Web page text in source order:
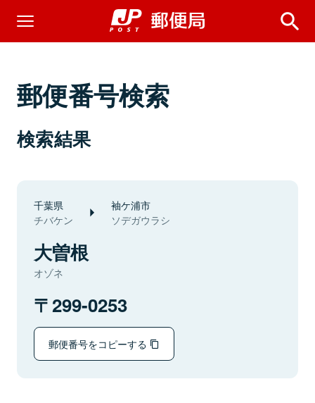
郵便番号検索
検索結果
千葉県
チバケン
袖ケ浦市
ソデガウラシ
大曽根
オゾネ
299-0253
郵便番号をコピーする